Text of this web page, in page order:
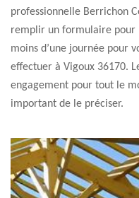
professionnelle Berrichon
remplir un formulaire pour
moins d’une journée pour
effectuer à Vigoux 36170.
engagement pour tout le
important de le préciser.